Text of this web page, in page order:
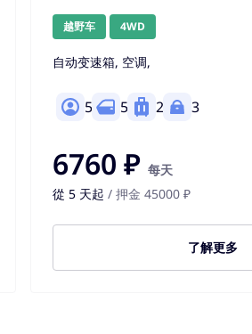
越野车 4WD
自动变速箱, 空调,
5 5 2 3
6760 ₽ 每天
從 5 天起 / 押金 45000 ₽
了解更多